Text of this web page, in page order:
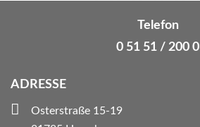
Telefon
0 51 51 / 200 0
ADRESSE
Osterstraße 15-19